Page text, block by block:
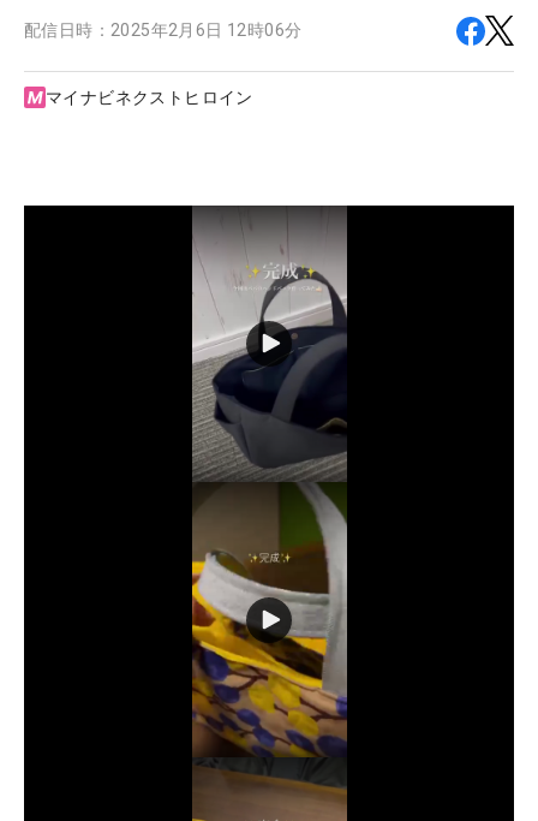
配信日時： 2025年2月6日 12時06分
マイナビネクストヒロイン